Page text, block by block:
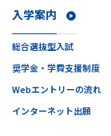
入学案内
総合選抜型入試
奨学金・学費支援制度
Webエントリーの流れ
インターネット出願